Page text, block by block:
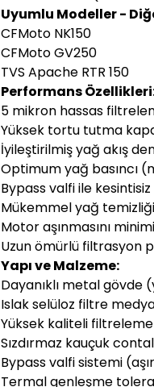
Uyumlu Modeller -
CFMoto NK150
CFMoto GV250
TVS Apache RTR 150
Performans
5 mikron hassas
Yüksek tortu tutma
İyileştirilmiş yağ akış
Optimum yağ basıncı
Bypass valfi ile
Mükemmel yağ temizliği
Motor aşınmasını
Uzun ömürlü filtrasyon
Yapı ve Malzeme:
Dayanıklı metal gövde
Islak selüloz filtre
Yüksek kaliteli filtreleme
Sızdırmaz kauçuk
Bypass valfi sistemi
Termal genleşme